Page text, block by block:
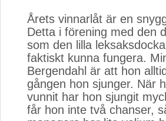
Årets vinnarlåt är en
Detta i förening med den
som den lilla
faktiskt kunna fungera.
Bergendahl är att hon
gången hon sjunger. När
vunnit har hon sjungit
får hon inte två chanser,